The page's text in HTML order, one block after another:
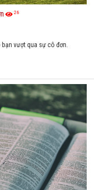
26
vượt qua sự cô đơn.